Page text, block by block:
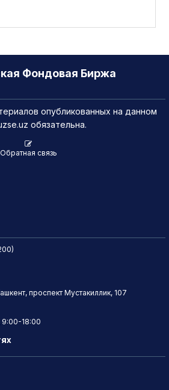
Фондовая Биржа
опубликованных на данном
обязательна.
Обратная связь
проспект Мустакиллик, 107
9:00-18:00